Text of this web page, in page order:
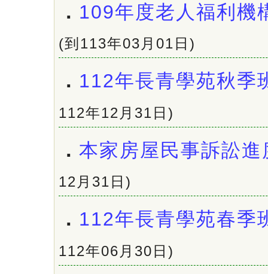
． 109年度老人福利機
(到113年03月01日)
． 112年長青學苑秋季
112年12月31日)
． 本家房屋民事訴訟進
12月31日)
． 112年長青學苑春季
112年06月30日)